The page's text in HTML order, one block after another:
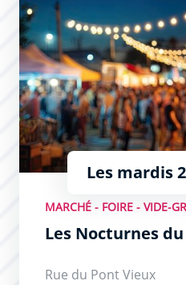
Les mardis
4, 11, et 18
MARCHÉ - FOIRE - VIDE-
Les Nocturnes
Rue du Pont Vieux